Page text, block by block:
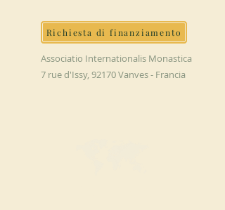
Richiesta di finanziamento
Associatio Internationalis Monastica
7 rue d'Issy, 92170 Vanves - Francia